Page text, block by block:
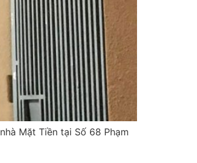
Mặt Tiền tại Số 68 Phạm